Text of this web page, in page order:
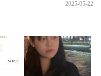
2025-05-22